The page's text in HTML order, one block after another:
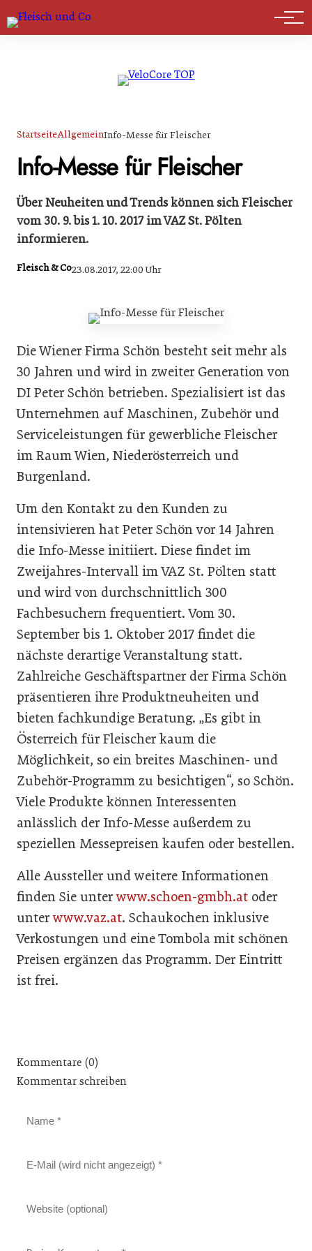
Marktführer
StartseiteAllgemeinInfo-Messe für Fleischer
Info-Messe für Fleischer
Über Neuheiten und Trends können sich Fleischer
vom 30. 9. bis 1. 10. 2017 im VAZ St. Pölten
informieren.
Fleisch & Co23.08.2017, 22:00 Uhr
Die Wiener Firma Schön besteht seit mehr als
30 Jahren und wird in zweiter Generation von
DI Peter Schön betrieben. Spezialisiert ist das
Unternehmen auf Maschinen, Zubehör und
Serviceleistungen für gewerbliche Fleischer
im Raum Wien, Niederösterreich und
Burgenland.
Um den Kontakt zu den Kunden zu
intensivieren hat Peter Schön vor 14 Jahren
die Info-Messe initiiert. Diese findet im
Zweijahres-Intervall im VAZ St. Pölten statt
und wird von durchschnittlich 300
Fachbesuchern frequentiert. Vom 30.
September bis 1. Oktober 2017 findet die
nächste derartige Veranstaltung statt.
Zahlreiche Geschäftspartner der Firma Schön
präsentieren ihre Produktneuheiten und
bieten fachkundige Beratung. „Es gibt in
Österreich für Fleischer kaum die
Möglichkeit, so ein breites Maschinen- und
Zubehör-Programm zu besichtigen“, so Schön.
Viele Produkte können Interessenten
anlässlich der Info-Messe außerdem zu
speziellen Messepreisen kaufen oder bestellen.
Alle Aussteller und weitere Informationen
finden Sie unterwww.schoen-gmbh.at oder
unterwww.vaz.at. Schaukochen inklusive
Verkostungen und eine Tombola mit schönen
Preisen ergänzen das Programm. Der Eintritt
ist frei.
Kommentare (0)
Kommentar schreiben